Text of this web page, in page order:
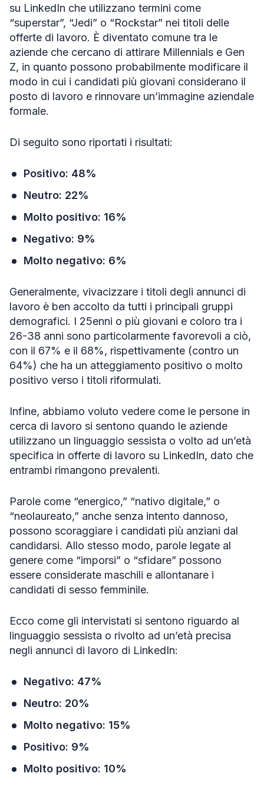
su LinkedIn che utilizzano termini come
“superstar”, “Jedi” o “Rockstar” nei titoli delle
offerte di lavoro. È diventato comune tra le
aziende che cercano di attirare Millennials e Gen
Z, in quanto possono probabilmente modificare il
modo in cui i candidati più giovani considerano il
posto di lavoro e rinnovare un’immagine aziendale
formale.
Di seguito sono riportati i risultati:
Positivo: 48%
Neutro: 22%
Molto positivo: 16%
Negativo: 9%
Molto negativo: 6%
Generalmente, vivacizzare i titoli degli annunci di
lavoro è ben accolto da tutti i principali gruppi
demografici. I 25enni o più giovani e coloro tra i
26-38 anni sono particolarmente favorevoli a ciò,
con il 67% e il 68%, rispettivamente (contro un
64%) che ha un atteggiamento positivo o molto
positivo verso i titoli riformulati.
Infine, abbiamo voluto vedere come le persone in
cerca di lavoro si sentono quando le aziende
utilizzano un linguaggio sessista o volto ad un’età
specifica in offerte di lavoro su LinkedIn, dato che
entrambi rimangono prevalenti.
Parole come “energico,” “nativo digitale,” o
“neolaureato,” anche senza intento dannoso,
possono scoraggiare i candidati più anziani dal
candidarsi. Allo stesso modo, parole legate al
genere come “imporsi” o “sfidare” possono
essere considerate maschili e allontanare i
candidati di sesso femminile.
Ecco come gli intervistati si sentono riguardo al
linguaggio sessista o rivolto ad un’età precisa
negli annunci di lavoro di LinkedIn:
Negativo: 47%
Neutro: 20%
Molto negativo: 15%
Positivo: 9%
Molto positivo: 10%